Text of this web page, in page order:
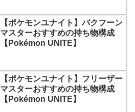
【ポケモンユナイト】バクフーン
マスターおすすめの持ち物構成
【Pokémon UNITE】
【ポケモンユナイト】フリーザー
マスターおすすめの持ち物構成
【Pokémon UNITE】